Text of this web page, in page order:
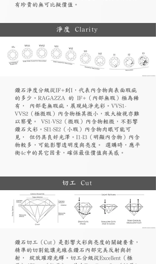
有珍貴的無可比擬價值。
淨度 Clarity
鑽石淨度分級從IF+到I，代表內含物與表面瑕疵
的多少。RAGAZZA 的 IF+（內部無瑕）極為稀
有， 內部毫無瑕疵，展現純淨光彩。VVS1-
VVS2（極微瑕）內含物極其微小，放大檢視亦難
以察覺。 VS1-VS2（微瑕）內含物輕微，不影響
鑽石火彩。SI1-SI2（小瑕）內含物肉眼可能可
見， 但仍具良好光澤。I1-I3（明顯內含物）內含
物較多，可能影響透明度與亮度。 選購時，應平
衡4c中的其它因素，確保最佳價值與美感。
切工 Cut
鑽石切工（Cut）是影響火彩與亮度的關鍵要素，
精準的切割能讓光線在鑽石內部完美反射與折
射， 綻放璀璨光輝。切工分級從Excellent（極